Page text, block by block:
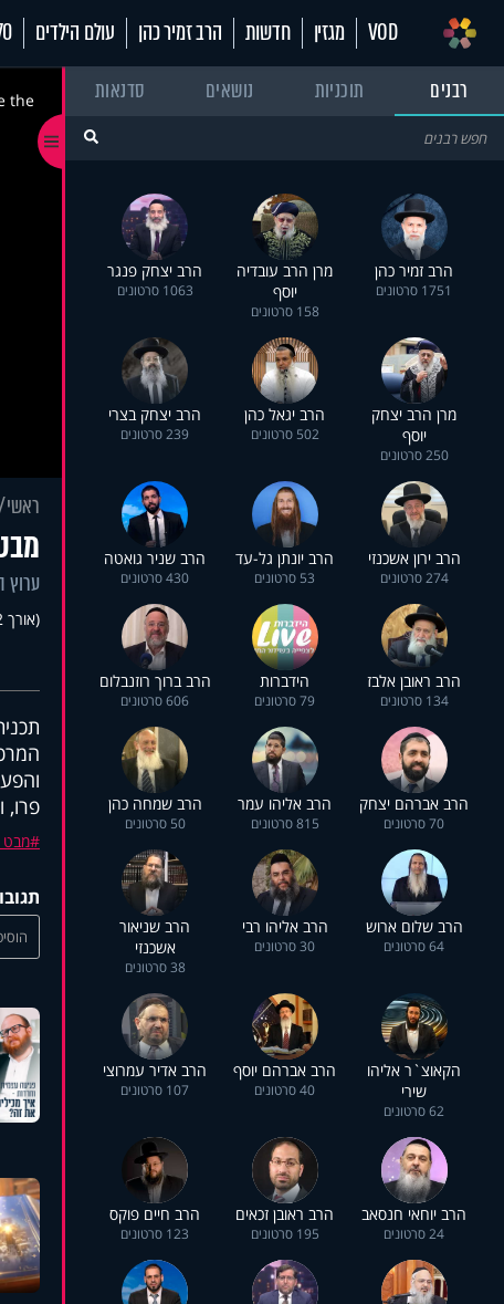
VOD מגזין חדשות הרב זמיר כהן עולם הילדים 70
רבנים
תוכניות נושאים סדנאות
הרב זמיר כהן
1751 סרטונים
מרן הרב עובדיה
יוסף
158 סרטונים
הרב יצחק פנגר
1063 סרטונים
מרן הרב יצחק
יוסף
250 סרטונים
הרב יגאל כהן
502 סרטונים
הרב יצחק בצרי
239 סרטונים
הרב ירון אשכנזי
274 סרטונים
הרב יונתן גל-עד
53 סרטונים
הרב שניר גואטה
430 סרטונים
הרב ראובן אלבז
134 סרטונים
הידברות
79 סרטונים
הרב ברוך רוזנבלום
606 סרטונים
הרב אברהם יצחק
70 סרטונים
הרב אליהו עמר
815 סרטונים
הרב שמחה כהן
50 סרטונים
הרב שלום ארוש
64 סרטונים
הרב אליהו רבי
30 סרטונים
הרב שניאור
אשכנזי
38 סרטונים
הקאוצ`ר אליהו
שירי
62 סרטונים
הרב אברהם יוסף
40 סרטונים
הרב אדיר עמרוצי
107 סרטונים
הרב יוחאי חנסאב
24 סרטונים
הרב ראובן זכאים
195 סרטונים
הרב חיים פוקס
123 סרטונים
the
ראשי
ערוץ
(אורך 36:02)
פרו,